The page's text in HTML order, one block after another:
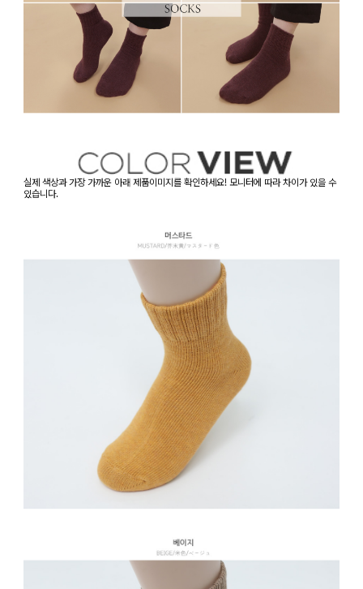
실제 색상과 가장 가까운 아래 제품이미지를 확인하세요! 모니터에 따라 차이가 있을 수
있습니다.